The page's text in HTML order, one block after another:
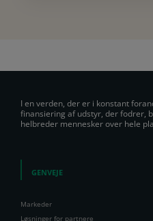
I en verden, der er i konstant
finansiering af udstyr, der fodrer,
helbreder mennesker over hele
GENVEJE
Markeder
Løsninger for partnere